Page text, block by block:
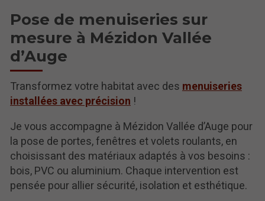
Pose de menuiseries sur
mesure à Mézidon Vallée
d’Auge
Transformez votre habitat avec des menuiseries
installées avec précision !
Je vous accompagne à Mézidon Vallée d’Auge pour
la pose de portes, fenêtres et volets roulants, en
choisissant des matériaux adaptés à vos besoins :
bois, PVC ou aluminium. Chaque intervention est
pensée pour allier sécurité, isolation et esthétique.